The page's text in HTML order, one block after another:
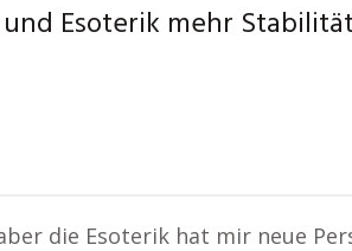
Esoterik mehr
die Esoterik hat mir neue